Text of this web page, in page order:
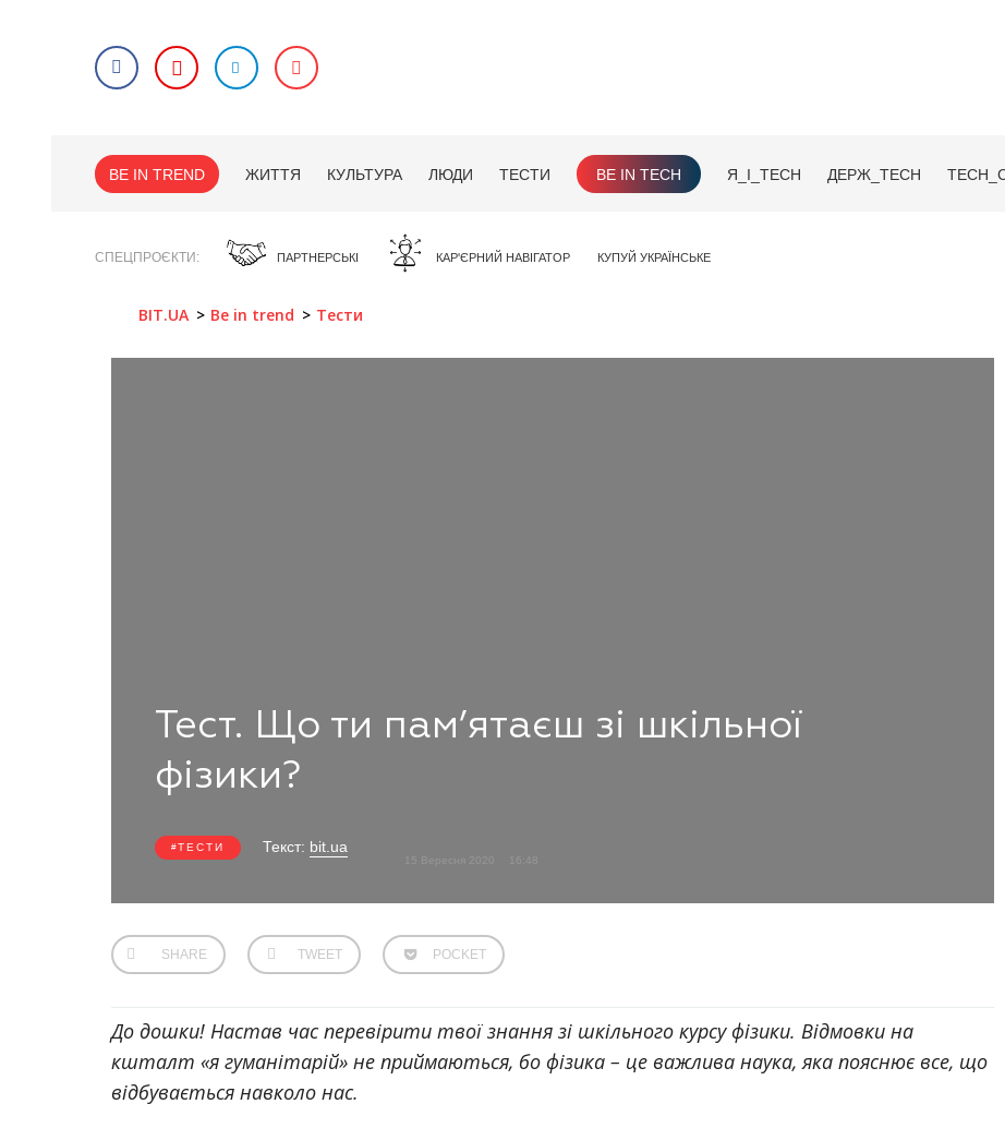
BE IN TREND ЖИТТЯ КУЛЬТУРА ЛЮДИ ТЕСТИ BE IN TECH Я_І_TECH ДЕРЖ_TECH
СПЕЦПРОЄКТИ ПАРТНЕРСЬКІ КАР'ЄРНИЙ НАВІГАТОР КУПУЙ УКРАЇНСЬКЕ
BIT.UA Be in trend Тести
Тест. Що ти пам’ятаєш зі шкільної
фізики?
ТЕСТИ Текст: bit.ua
15 Вересня 2020
SHARE TWEET POCKET
До дошки! Настав час перевірити твої знання зі шкільного курсу фізики. Відмовки на
кшталт «я гуманітарій» не приймаються, бо фізика – це важлива наука, яка пояснює все, що
відбувається навколо нас.